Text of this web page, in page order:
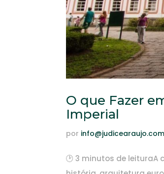
O que Fazer
Imperial
por
🕑 3 minutos de leituraA